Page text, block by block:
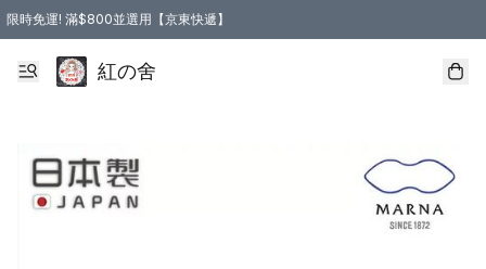
限時免運! 滿$800並選用【京東快遞】
紅の舍